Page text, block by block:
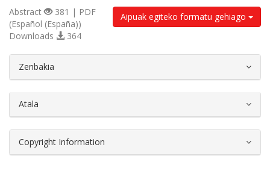
Aipuak egiteko formatu gehiago
Abstract
381 | PDF
(Español (España))
Downloads
364
Zenbakia
Atala
Copyright Information